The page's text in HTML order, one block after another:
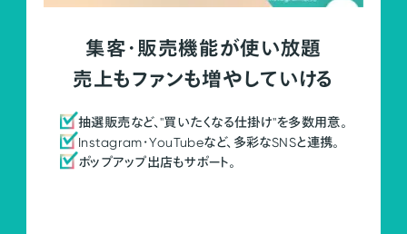
集客・販売機能が使い放題
売上もファンも増やしていける
抽選販売など、"買いたくなる仕掛け"を多数用意。
Instagram・YouTubeなど、多彩なSNSと連携。
ポップアップ出店もサポート。